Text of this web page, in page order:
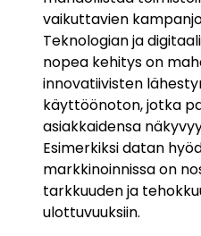
vaikuttavien
Teknologian ja
nopea kehitys on
innovatiivisten
käyttöönoton, jotka
asiakkaidensa
Esimerkiksi datan
markkinoinnissa on
tarkkuuden ja
ulottuvuuksiin.